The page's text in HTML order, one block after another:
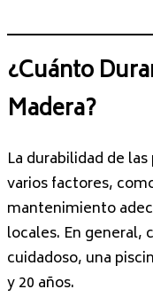
¿Cuánto
Madera?
La durabilidad de
varios factores,
mantenimiento
locales. En
cuidadoso, una
y 20 años.